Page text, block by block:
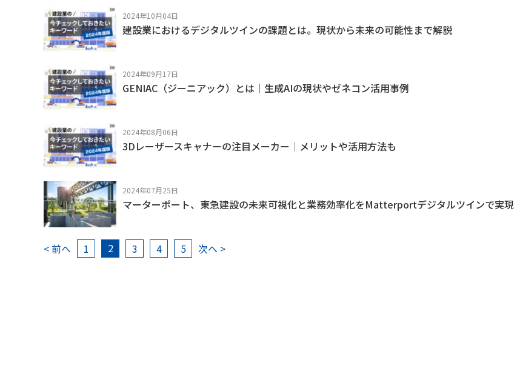
2024年10月04日
建設業におけるデジタルツインの課題とは。現状から未来の可能性まで解説
2024年09月17日
GENIAC（ジーニアック）とは｜生成AIの現状やゼネコン活用事例
2024年08月06日
3Dレーザースキャナーの注目メーカー｜メリットや活用方法も
2024年07月25日
マーターポート、東急建設の未来可視化と業務効率化をMatterportデジタルツインで実現
< 前へ 1 2 3 4 5 次へ >